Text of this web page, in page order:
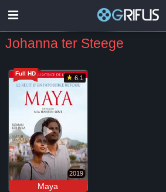
Johanna ter Steege
6.1
Maya
2019
Full HD